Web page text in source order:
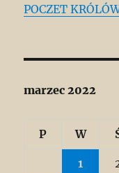
POCZET
marzec 2022
P W
1